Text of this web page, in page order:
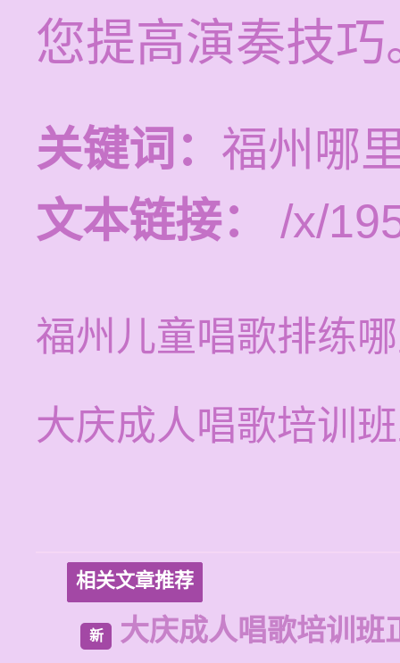
您提高演奏技巧
关键词： 福州哪
文本链接：
/x/
福州儿童唱歌排练
大庆成人唱歌培训
相关文章推荐
新 大庆成人唱歌培训班